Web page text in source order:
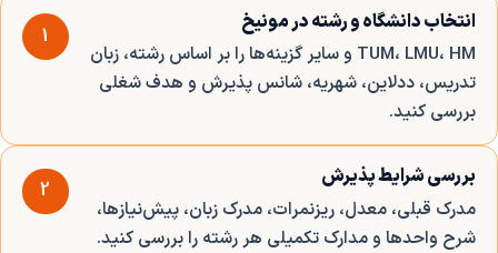
1
انتخاب دانشگاه و رشته در مونیخ
TUM، LMU، HM و سایر گزینه‌ها را بر اساس رشته، زبان
تدریس، ددلاین، شهریه، شانس پذیرش و هدف شغلی
بررسی کنید.
2
بررسی شرایط پذیرش
مدرک قبلی، معدل، ریزنمرات، مدرک زبان، پیش‌نیازها،
شرح واحدها و مدارک تکمیلی هر رشته را بررسی کنید.